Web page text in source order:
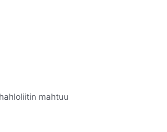
mahtuu